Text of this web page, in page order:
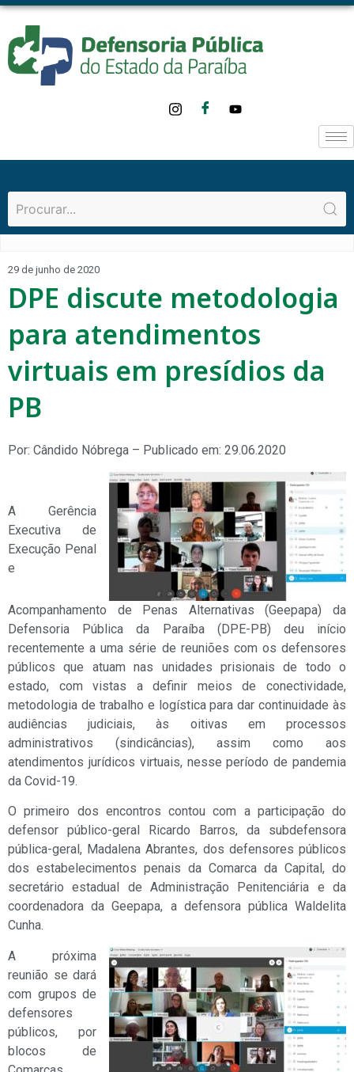
29 de junho de 2020
DPE discute metodologia
para atendimentos
virtuais em presídios da
PB
Por: Cândido Nóbrega – Publicado em: 29.06.2020
A Gerência
Executiva de
Execução Penal
e
Acompanhamento de Penas Alternativas (Geepapa) da
Defensoria Pública da Paraíba (DPE-PB) deu início
recentemente a uma série de reuniões com os defensores
públicos que atuam nas unidades prisionais de todo o
estado, com vistas a definir meios de conectividade,
metodologia de trabalho e logística para dar continuidade às
audiências judiciais, às oitivas em processos
administrativos (sindicâncias), assim como aos
atendimentos jurídicos virtuais, nesse período de pandemia
da Covid-19.
O primeiro dos encontros contou com a participação do
defensor público-geral Ricardo Barros, da subdefensora
pública-geral, Madalena Abrantes, dos defensores públicos
dos estabelecimentos penais da Comarca da Capital, do
secretário estadual de Administração Penitenciária e da
coordenadora da Geepapa, a defensora pública Waldelita
Cunha.
A próxima
reunião se dará
com grupos de
defensores
públicos, por
blocos de